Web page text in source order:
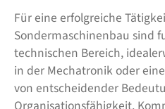
Für eine erfolgreiche
Sondermaschinenbau sind
technischen Bereich,
in der Mechatronik oder
von entscheidender